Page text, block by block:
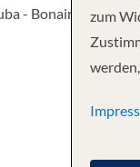
- Bonaire - zum